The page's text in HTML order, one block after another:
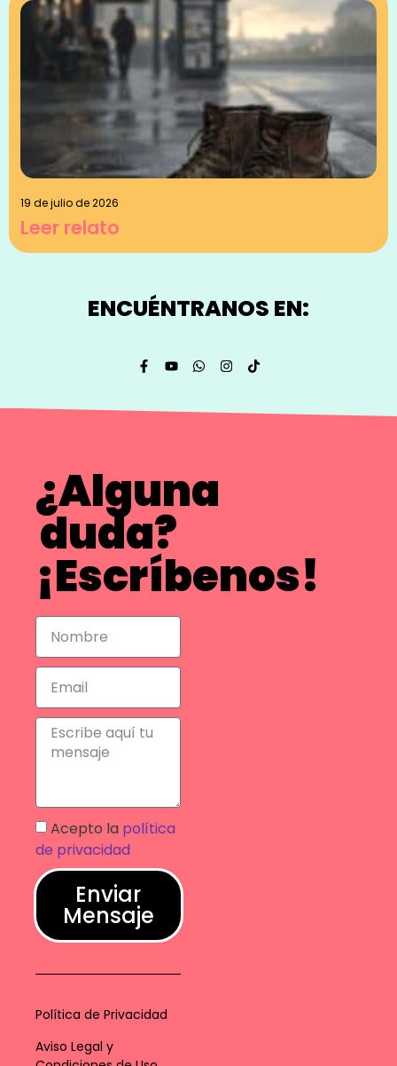
19 de julio de 2026
Leer relato
ENCUÉNTRANOS EN:
¿Alguna
duda?
¡Escríbenos!
Acepto la política
de privacidad
Enviar
Mensaje
Política de Privacidad
Aviso Legal y